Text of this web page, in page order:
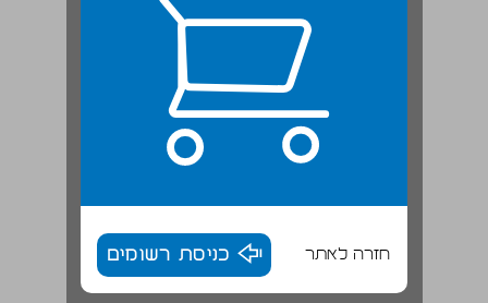
חזרה לאתר כניסת רשומים